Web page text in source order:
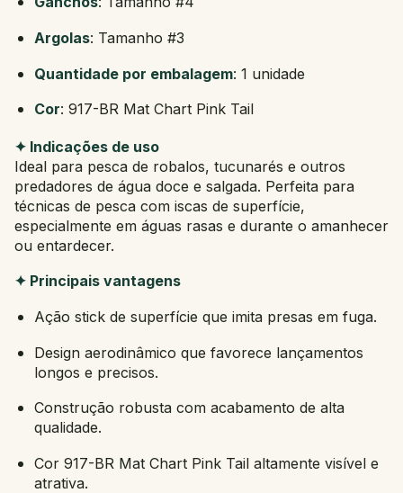
Argolas: Tamanho #3
Quantidade por embalagem: 1 unidade
Cor: 917-BR Mat Chart Pink Tail
✦ Indicações de uso
Ideal para pesca de robalos, tucunarés e outros
predadores de água doce e salgada. Perfeita para
técnicas de pesca com iscas de superfície,
especialmente em águas rasas e durante o amanhecer
ou entardecer.
✦ Principais vantagens
Ação stick de superfície que imita presas em fuga.
Design aerodinâmico que favorece lançamentos
longos e precisos.
Construção robusta com acabamento de alta
qualidade.
Cor 917-BR Mat Chart Pink Tail altamente visível e
atrativa.